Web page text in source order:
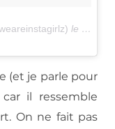
le 21
(et je parle pour
il ressemble
On ne fait pas